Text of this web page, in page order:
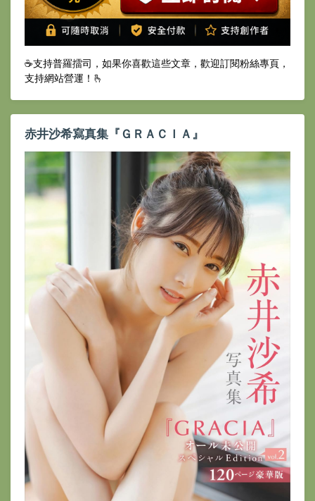
☕️支持普羅擂司，如果你喜歡這些文章，歡迎訂閱粉絲專頁，
支持網站營運！🫰
赤井沙希寫真集『ＧＲＡＣＩＡ』